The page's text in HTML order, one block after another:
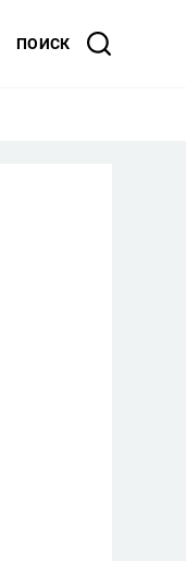
ПОИСК